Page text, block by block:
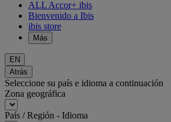
ALL Accor+ ibis
Bienvenido a Ibis
ibis store
Más
EN
Atrás
Seleccione su país e idioma a continuación
Zona geográfica
País / Región - Idioma